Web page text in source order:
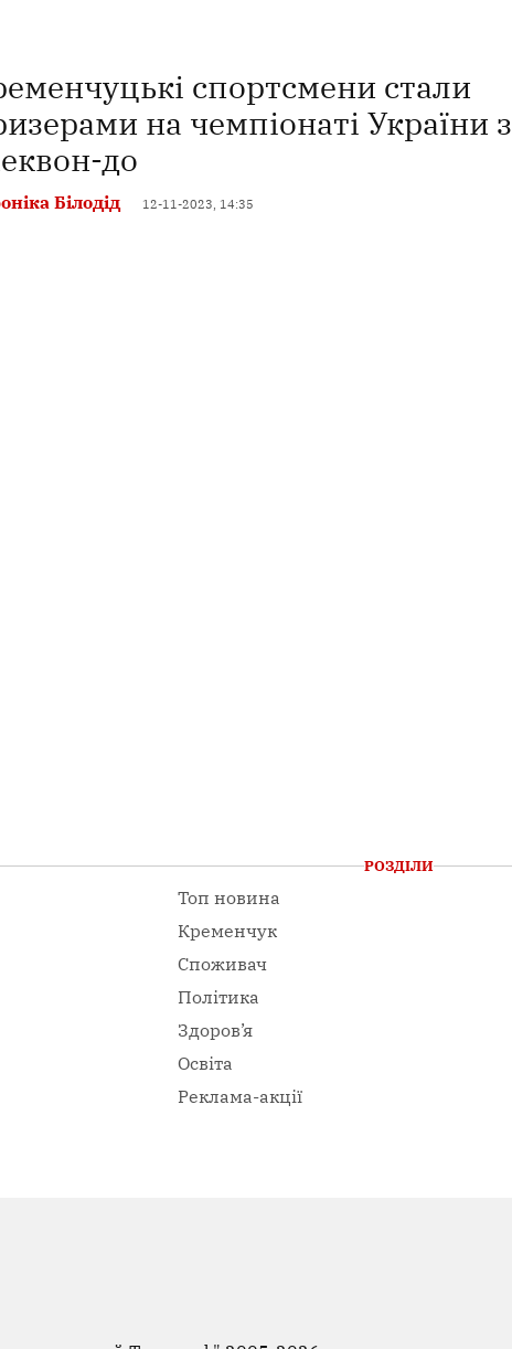
спортсмени стали
на чемпіонаті України з
до
Білодід 12-11-2023, 14:35
РОЗДІЛИ
Топ новина
Кременчук
Споживач
Політика
Здоров’я
Освіта
Реклама-акції